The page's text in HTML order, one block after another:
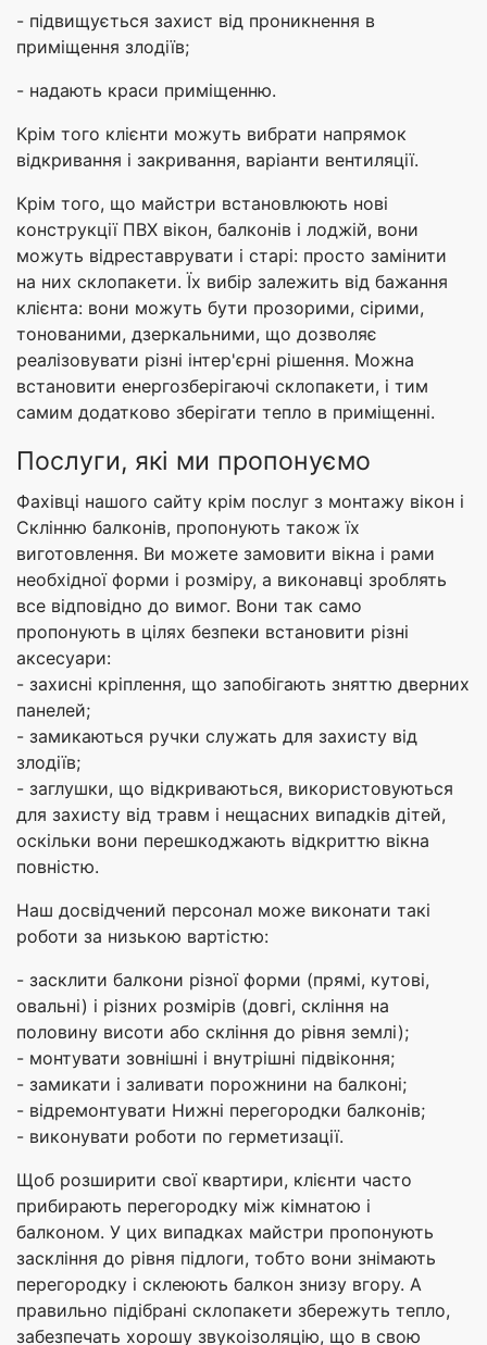
- підвищується захист від проникнення в
приміщення злодіїв;
- надають краси приміщенню.
Крім того клієнти можуть вибрати напрямок
відкривання і закривання, варіанти вентиляції.
Крім того, що майстри встановлюють нові
конструкції ПВХ вікон, балконів і лоджій, вони
можуть відреставрувати і старі: просто замінити
на них склопакети. Їх вибір залежить від бажання
клієнта: вони можуть бути прозорими, сірими,
тонованими, дзеркальними, що дозволяє
реалізовувати різні інтер'єрні рішення. Можна
встановити енергозберігаючі склопакети, і тим
самим додатково зберігати тепло в приміщенні.
Послуги, які ми пропонуємо
Фахівці нашого сайту крім послуг з монтажу вікон і
Склінню балконів, пропонують також їх
виготовлення. Ви можете замовити вікна і рами
необхідної форми і розміру, а виконавці зроблять
все відповідно до вимог. Вони так само
пропонують в цілях безпеки встановити різні
аксесуари:
- захисні кріплення, що запобігають зняттю дверних
панелей;
- замикаються ручки служать для захисту від
злодіїв;
- заглушки, що відкриваються, використовуються
для захисту від травм і нещасних випадків дітей,
оскільки вони перешкоджають відкриттю вікна
повністю.
Наш досвідчений персонал може виконати такі
роботи за низькою вартістю:
- засклити балкони різної форми (прямі, кутові,
овальні) і різних розмірів (довгі, скління на
половину висоти або скління до рівня землі);
- монтувати зовнішні і внутрішні підвіконня;
- замикати і заливати порожнини на балконі;
- відремонтувати Нижні перегородки балконів;
- виконувати роботи по герметизації.
Щоб розширити свої квартири, клієнти часто
прибирають перегородку між кімнатою і
балконом. У цих випадках майстри пропонують
заскління до рівня підлоги, тобто вони знімають
перегородку і склеюють балкон знизу вгору. А
правильно підібрані склопакети збережуть тепло,
забезпечать хорошу звукоізоляцію, що в свою